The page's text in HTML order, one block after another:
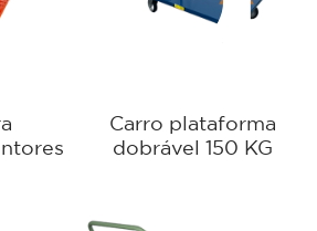
Carro plataforma
dobrável 150 KG